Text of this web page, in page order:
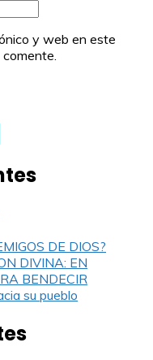
y web en este
DE DIOS?
DIVINA: EN
BENDECIR
su pueblo